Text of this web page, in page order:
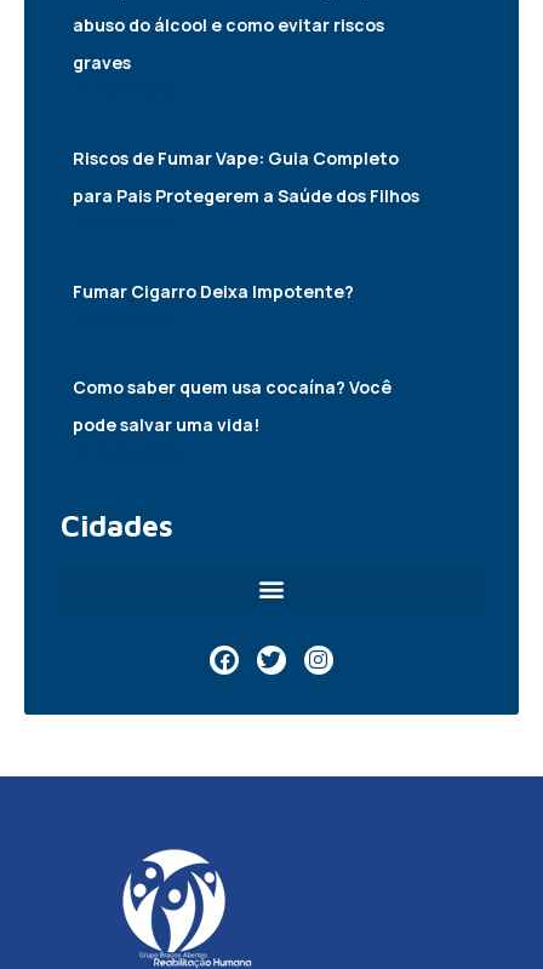
abuso do álcool e como evitar riscos
graves
Riscos de Fumar Vape: Guia Completo
para Pais Protegerem a Saúde dos Filhos
Fumar Cigarro Deixa Impotente?
Como saber quem usa cocaína? Você
pode salvar uma vida!
Cidades
F
a
e
o
T
w
t
r
I
n
t
r